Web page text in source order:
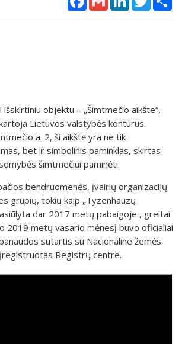
išskirtiniu objektu – „Šimtmečio aikšte“,
Lietuvos valstybės kontūrus.
a. 2, ši aikštė yra ne tik
bet ir simbolinis paminklas, skirtas
šimtmečiui paminėti.
bendruomenės, įvairių organizacijų
grupių, tokių kaip „Tyzenhauzų
dar 2017 metų pabaigoje , greitai
2019 metų vasario mėnesį buvo oficialiai
sutartis su Nacionaline žemės
Registrų centre.